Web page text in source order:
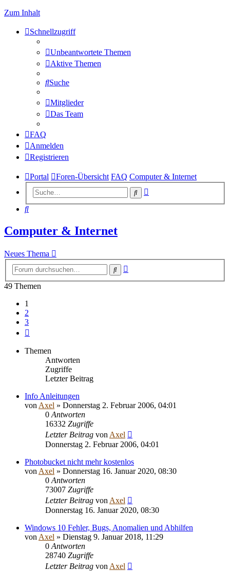
Zum Inhalt
Schnellzugriff
Unbeantwortete Themen
Aktive Themen
Suche
Mitglieder
Das Team
FAQ
Anmelden
Registrieren
Portal Foren-Übersicht FAQ Computer & Internet
Suche
Suche
Computer & Internet
Neues Thema
Suche
49 Themen
1
2
3
Themen
Antworten
Zugriffe
Letzter Beitrag
Info Anleitungen
von Axel » Donnerstag 2. Februar 2006, 04:01
0 Antworten
16332 Zugriffe
Letzter Beitrag von Axel
Donnerstag 2. Februar 2006, 04:01
Photobucket nicht mehr kostenlos
von Axel » Donnerstag 16. Januar 2020, 08:30
0 Antworten
73007 Zugriffe
Letzter Beitrag von Axel
Donnerstag 16. Januar 2020, 08:30
Windows 10 Fehler, Bugs, Anomalien und Abhilfen
von Axel » Dienstag 9. Januar 2018, 11:29
0 Antworten
28740 Zugriffe
Letzter Beitrag von Axel